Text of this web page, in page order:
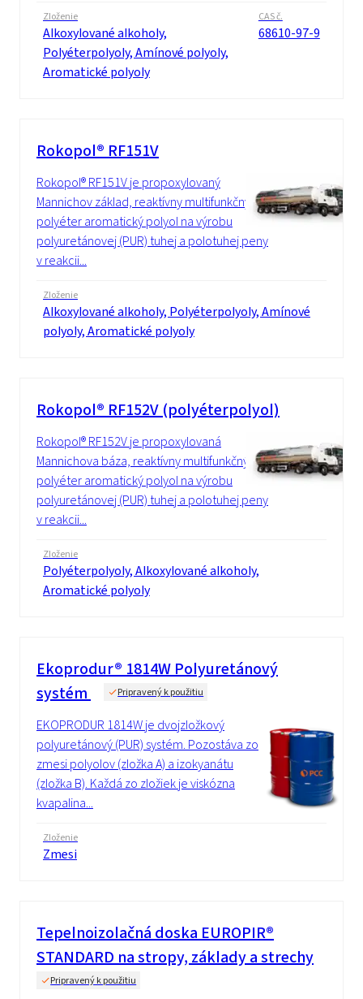
Zloženie
Alkoxylované alkoholy,
Polyéterpolyoly, Amínové polyoly,
Aromatické polyoly
CAS č.
68610-97-9
Rokopol® RF151V
Rokopol® RF151V je propoxylovaný
Mannichov základ, reaktívny multifunkčný
polyéter aromatický polyol na výrobu
polyuretánovej (PUR) tuhej a polotuhej peny
v reakcii...
Zloženie
Alkoxylované alkoholy, Polyéterpolyoly, Amínové
polyoly, Aromatické polyoly
Rokopol® RF152V (polyéterpolyol)
Rokopol® RF152V je propoxylovaná
Mannichova báza, reaktívny multifunkčný
polyéter aromatický polyol na výrobu
polyuretánovej (PUR) tuhej a polotuhej peny
v reakcii...
Zloženie
Polyéterpolyoly, Alkoxylované alkoholy,
Aromatické polyoly
Ekoprodur® 1814W Polyuretánový
systém
Pripravený k použitiu
EKOPRODUR 1814W je dvojzložkový
polyuretánový (PUR) systém. Pozostáva zo
zmesi polyolov (zložka A) a izokyanátu
(zložka B). Každá zo zložiek je viskózna
kvapalina...
Zloženie
Zmesi
Tepelnoizolačná doska EUROPIR®
STANDARD na stropy, základy a strechy
Pripravený k použitiu